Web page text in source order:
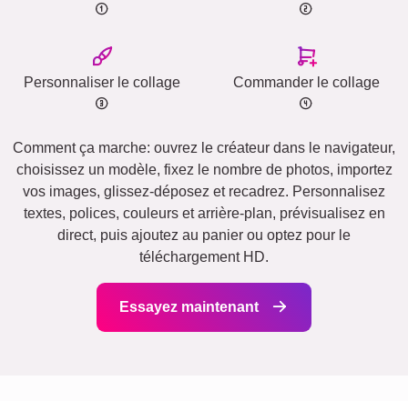
Personnaliser le collage Commander le collage
Comment ça marche: ouvrez le créateur dans le navigateur,
choisissez un modèle, fixez le nombre de photos, importez
vos images, glissez-déposez et recadrez. Personnalisez
textes, polices, couleurs et arrière-plan, prévisualisez en
direct, puis ajoutez au panier ou optez pour le
téléchargement HD.
Essayez maintenant